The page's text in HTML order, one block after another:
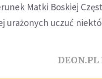
Matki Boskiej
urażonych uczuć
DEON.PL